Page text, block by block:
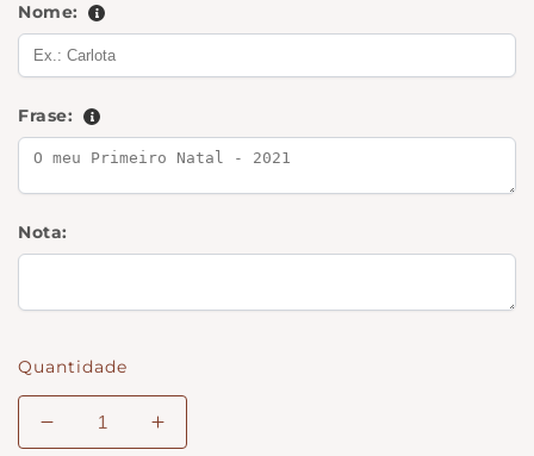
Nome:
Frase:
Nota:
Quantidade
Diminuir
Aumentar